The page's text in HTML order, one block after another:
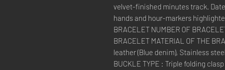
velvet-finished minutes track.
hands and hour-markers
BRACELET NUMBER OF
BRACELET MATERIAL OF THE
leather (Blue denim), Stainless
BUCKLE TYPE : Triple folding clasp